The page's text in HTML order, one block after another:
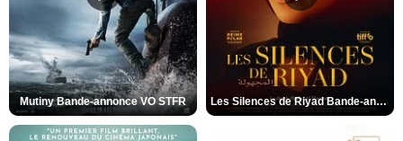
Mutiny Bande-annonce VO STFR Les Silences de Riyad Bande-annonce VO STFR